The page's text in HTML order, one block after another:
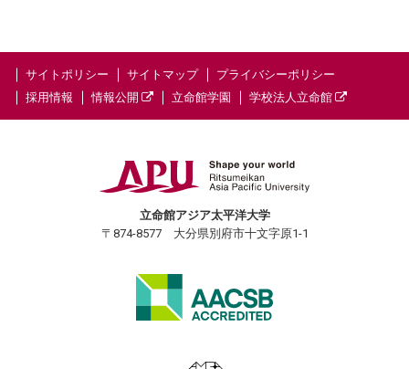
サイトポリシー サイトマップ
プライバシーポリシー
採用情報
情報公開 立命館学園 学校法人立命館
立命館アジア太平洋大学
〒874-8577 大分県別府市十文字原1-1